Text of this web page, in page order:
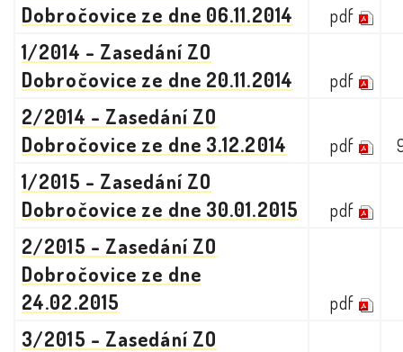
Dobročovice ze dne 06.11.2014
pdf
1/2014 - Zasedání ZO
Dobročovice ze dne 20.11.2014
pdf
2/2014 - Zasedání ZO
Dobročovice ze dne 3.12.2014
pdf
1/2015 - Zasedání ZO
Dobročovice ze dne 30.01.2015
pdf
2/2015 - Zasedání ZO
Dobročovice ze dne
24.02.2015
pdf
3/2015 - Zasedání ZO